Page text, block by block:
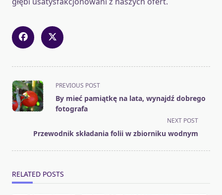
<span
class="nav-
subtitle
reader-
PREVIOUS POST
By mieć pamiątkę na lata, wynajdź dobrego
fotografa
NEXT POST
Przewodnik składania folii w zbiorniku wodnym
RELATED POSTS